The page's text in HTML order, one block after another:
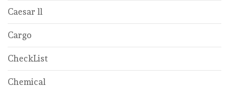
Caesar ll
Cargo
CheckList
Chemical